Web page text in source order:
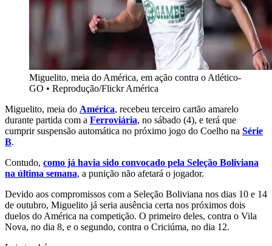
Miguelito, meia do América, em ação contra o Atlético-
GO • Reprodução/Flickr América
Miguelito, meia do América, recebeu terceiro cartão amarelo
durante partida com a Ferroviária, no sábado (4), e terá que
cumprir suspensão automática no próximo jogo do Coelho na Série
B.
Contudo, como já havia sido convocado pela Seleção Boliviana
na última semana, a punição não afetará o jogador.
Devido aos compromissos com a Seleção Boliviana nos dias 10 e 14
de outubro, Miguelito já seria ausência certa nos próximos dois
duelos do América na competição. O primeiro deles, contra o Vila
Nova, no dia 8, e o segundo, contra o Criciúma, no dia 12.